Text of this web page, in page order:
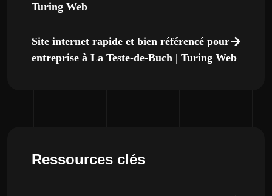
Turing Web
Site internet rapide et bien référencé pour
entreprise à La Teste-de-Buch | Turing Web
Ressources clés